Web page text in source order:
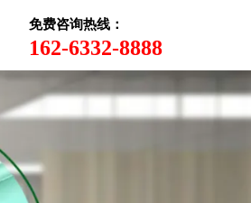
免费咨询热线：
162-6332-8888